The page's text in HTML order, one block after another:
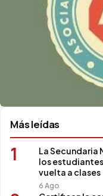
Más leídas
1
La Secundaria
los
vuelta a clases
6 Ago